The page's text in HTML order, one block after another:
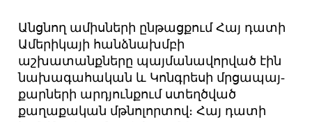
Անցնող ամիսների ընթացքում Հայ դատի
Ամերիկայի հանձնախմբի
աշխատանքները պայմանավորված էին
նախագահական և Կոնգրեսի մրցապայ­
քարների արդյունքում ստեղծված
քաղաքական մթնոլորտով։ Հայ դատի